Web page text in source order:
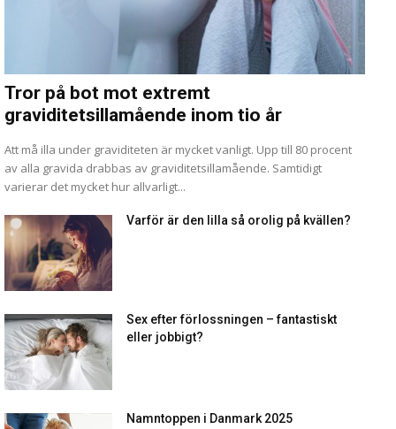
Tror på bot mot extremt
graviditetsillamående inom tio år
Att må illa under graviditeten är mycket vanligt. Upp till 80 procent
av alla gravida drabbas av graviditetsillamående. Samtidigt
varierar det mycket hur allvarligt...
Varför är den lilla så orolig på kvällen?
Sex efter förlossningen – fantastiskt
eller jobbigt?
Namntoppen i Danmark 2025